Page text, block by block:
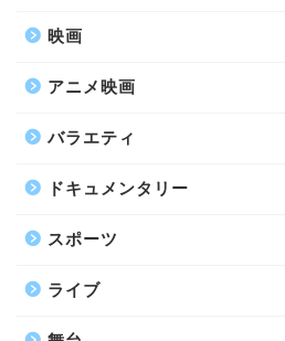
映画
アニメ映画
バラエティ
ドキュメンタリー
スポーツ
ライブ